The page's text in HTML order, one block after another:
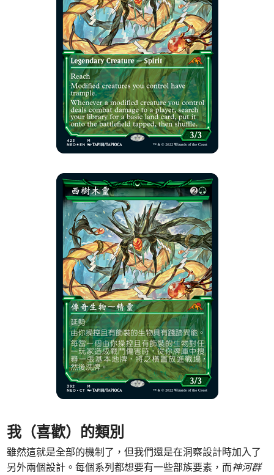
我（喜歡）的類別
雖然這就是全部的機制了，但我們還是在洞察設計時加入了
另外兩個設計。每個系列都想要有一些部族要素，而神河群